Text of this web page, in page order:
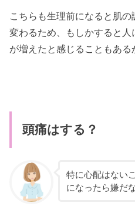
こちらも生理前になると肌
変わるため、もしかすると
が増えたと感じることもある
頭痛はする？
特に心配はない
になったら嫌だ